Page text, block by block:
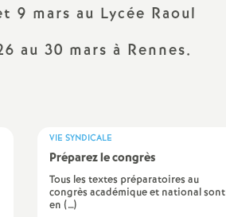
Congrès SNES-FSU 2024
9 mars au Lycée Raoul
au 30 mars à Rennes.
VIE SYNDICALE
Préparez le congrès
Tous les textes préparatoires au
congrès académique et national sont
en (…)